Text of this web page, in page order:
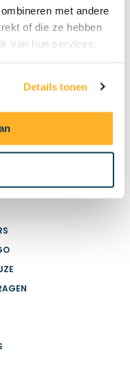
met andere
of die ze hebben
van hun services.
Details tonen